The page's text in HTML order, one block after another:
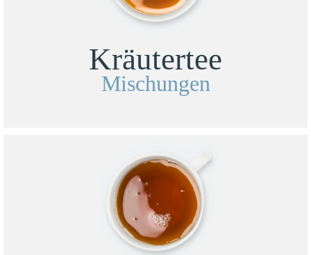
Kräutertee
Mischungen